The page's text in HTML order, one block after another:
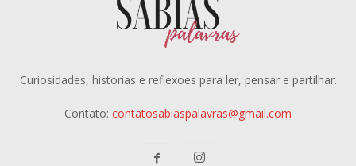
Curiosidades, historias e reflexoes para ler, pensar e partilhar.
Contato: contatosabiaspalavras@gmail.com